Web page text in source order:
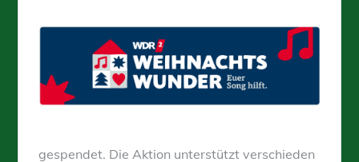
gespendet. Die Aktion unterstützt verschieden